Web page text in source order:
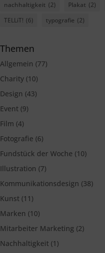
nachhaltigkeit (2) Plakat (2)
TELLiT! (6) typografie (2)
Themen
Allgemein (77)
Charity (10)
Design (43)
Event (9)
Film (4)
Fotografie (6)
Fundstück der Woche (10)
Illustration (7)
Kommunikationsdesign (38)
Kunst (11)
Marken (10)
Mitarbeiter Marketing (2)
Nachhaltigkeit (1)